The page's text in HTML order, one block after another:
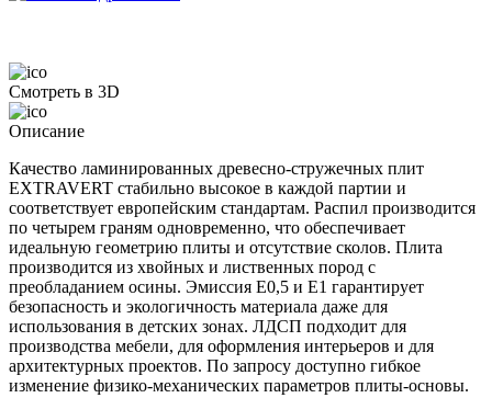
Смотреть в 3D
Описание
Качество ламинированных древесно-стружечных плит
EXTRAVERT стабильно высокое в каждой партии и
соответствует европейским стандартам. Распил производится
по четырем граням одновременно, что обеспечивает
идеальную геометрию плиты и отсутствие сколов. Плита
производится из хвойных и лиственных пород с
преобладанием осины. Эмиссия Е0,5 и Е1 гарантирует
безопасность и экологичность материала даже для
использования в детских зонах. ЛДСП подходит для
производства мебели, для оформления интерьеров и для
архитектурных проектов. По запросу доступно гибкое
изменение физико-механических параметров плиты-основы.